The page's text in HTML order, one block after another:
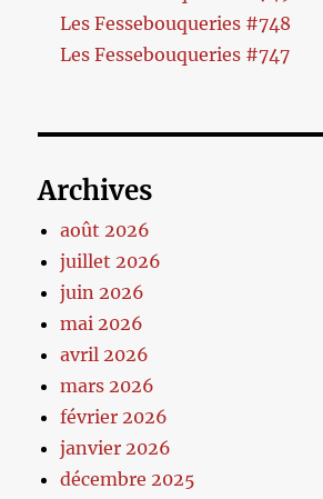
Les Fessebouqueries #748
Les Fessebouqueries #747
Archives
août 2026
juillet 2026
juin 2026
mai 2026
avril 2026
mars 2026
février 2026
janvier 2026
décembre 2025